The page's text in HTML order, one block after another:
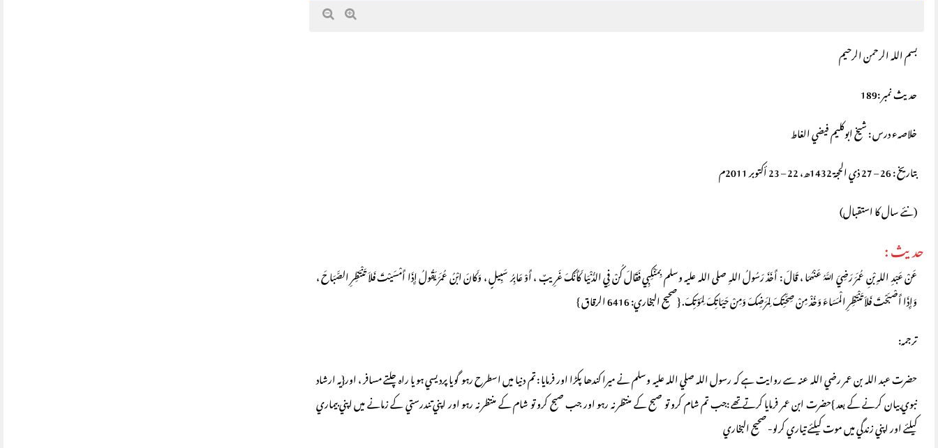
بسم اللہ الرحمن الرحيم
حديث نمبر :189
خلاصہء درس : شيخ ابوکليم فيضي الغاط
بتاريخ : 26 – 27 ذي الحجة 1432ھ، 22 – 23 أكتوبر 2011م
(نئے سال کا استقبال)
حديث :
عَنْ عَبْدِ اللهِ بْنِ عُمَرَ رَضِيَ اللَّهُ عَنْهُمَا ، قَالَ : أَخَذَ رَسُولُ اللهِ صلى الله عليه وسلم بِمَنْكِبِي فَقَالَ كُنْ فِي الدُّنْيَا كَأَنَّكَ غَرِيبٌ ، أَوْ عَابِرُ سَبِيلٍ ، وَكَانَ ابْنُ عُمَرَ يَقُولُ إِذَا أَمْسَيْتَ فَلاَ تَنْتَظِرِ الصَّبَاحَ ،
وَإِذَا أَصْبَحْتَ فَلاَ تَنْتَظِرِ الْمَسَاءَ وَخُذْ مِنْ صِحَّتِكَ لِمَرَضِكَ وَمِنْ حَيَاتِكَ لِمَوْتِكَ. {صحيح البخاري: 6416 الرقاق }
ترجمه:
حضرت عبد اللہ بن عمر رضي اللہ عنہ سے روايت ہے کہ رسول اللہ صلي اللہ عليہ وسلم نے ميرا کندھا پکڑا اور فرمايا : تم دنيا ميں اسطرح رہو گويا پرديسي ہو يا راہ چلتے مسافر ، اور{يہ ارشاد
نبوي بيان کرنے کے بعد }حضرت ابن عمر فرمايا کرتے تھے :جب تم شام کرو تو صبح کے منتظر نہ رہو اور جب صبح کرو تو شام کے منتظر نہ رہو اور اپني تندرستي کے زمانے ميں اپني بيماري
کيلئے اور اپني زندگي ميں موت کيلئے تياري کرلو- صحيح البخاري